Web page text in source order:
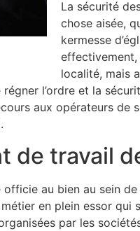
La sécurité
chose aisée,
kermesse
effectivement,
localité, mais
l’ordre et la
aux opérateurs de
de travail
officie au bien au sein
en plein essor
par les